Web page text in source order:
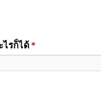
ไรก็ได้ *